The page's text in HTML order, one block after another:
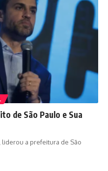
de São Paulo e Sua
liderou a prefeitura de São